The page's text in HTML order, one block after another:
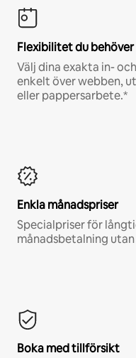
Flexibilitet du behöver
Välj dina exakta in-
enkelt över webben,
eller pappersarbete.*
Enkla månadspriser
Specialpriser för
månadsbetalning
Boka med tillförsikt